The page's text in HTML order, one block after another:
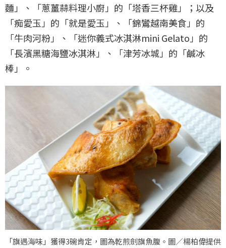
麵」、「蔥薑蒜料理小廚」的「塔香三杯雞」；以及
「痴愛玉」的「就是愛玉」、「錦鸞越南美食」的
「牛肉河粉」、「迷你義式冰淇淋mini Gelato」的
「長濱黑糖海鹽冰淇淋」、「津芳冰城」的「鹹冰
棒」。
「旗遇海味」獲得3碗肯定，圖為乾煎劍旗魚腹。圖／楊柏偉提供